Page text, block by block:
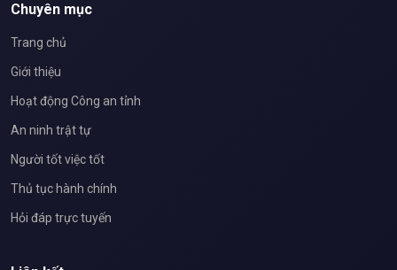
Chuyên mục
Trang chủ
Giới thiệu
Hoạt động Công an tỉnh
An ninh trật tự
Người tốt việc tốt
Thủ tục hành chính
Hỏi đáp trực tuyến